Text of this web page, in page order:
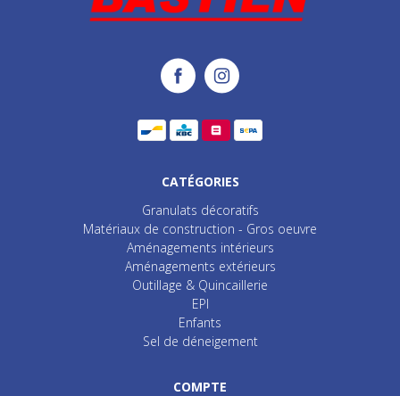
CATÉGORIES
Granulats décoratifs
Matériaux de construction - Gros oeuvre
Aménagements intérieurs
Aménagements extérieurs
Outillage & Quincaillerie
EPI
Enfants
Sel de déneigement
COMPTE